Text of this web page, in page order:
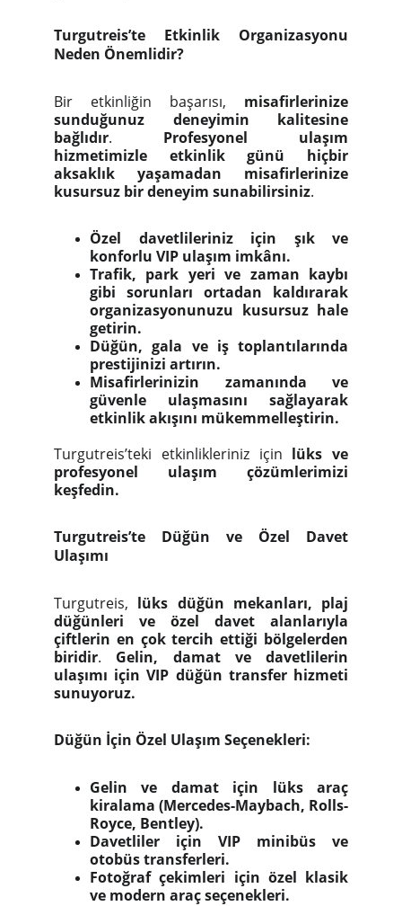
Turgutreis’te Etkinlik Organizasyonu
Neden Önemlidir?
Bir etkinliğin başarısı, misafirlerinize
sunduğunuz deneyimin kalitesine
bağlıdır. Profesyonel ulaşım
hizmetimizle etkinlik günü hiçbir
aksaklık yaşamadan misafirlerinize
kusursuz bir deneyim sunabilirsiniz.
Özel davetlileriniz için şık ve
konforlu VIP ulaşım imkânı.
Trafik, park yeri ve zaman kaybı
gibi sorunları ortadan kaldırarak
organizasyonunuzu kusursuz hale
getirin.
Düğün, gala ve iş toplantılarında
prestijinizi artırın.
Misafirlerinizin zamanında ve
güvenle ulaşmasını sağlayarak
etkinlik akışını mükemmelleştirin.
Turgutreis’teki etkinlikleriniz için lüks ve
profesyonel ulaşım çözümlerimizi
keşfedin.
Turgutreis’te Düğün ve Özel Davet
Ulaşımı
Turgutreis, lüks düğün mekanları, plaj
düğünleri ve özel davet alanlarıyla
çiftlerin en çok tercih ettiği bölgelerden
biridir. Gelin, damat ve davetlilerin
ulaşımı için VIP düğün transfer hizmeti
sunuyoruz.
Düğün İçin Özel Ulaşım Seçenekleri:
Gelin ve damat için lüks araç
kiralama (Mercedes-Maybach, Rolls-
Royce, Bentley).
Davetliler için VIP minibüs ve
otobüs transferleri.
Fotoğraf çekimleri için özel klasik
ve modern araç seçenekleri.